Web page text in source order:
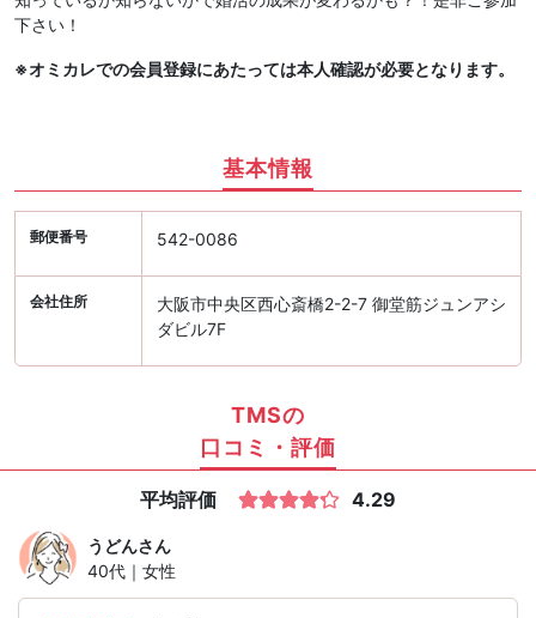
下さい！
※オミカレでの会員登録にあたっては本人確認が必要となります。
基本情報
郵便番号 542-0086
会社住所
大阪市中央区西心斎橋2-2-7 御堂筋ジュンアシ
ダビル7F
TMSの
口コミ・評価
平均評価 4.29
うどんさん
40代｜女性